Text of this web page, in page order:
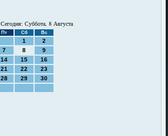
Сегодня: Суббота, 8 Августа
Пт Сб Вс
1
2
7 8
9
14 15
16
21 22
23
28 29
30